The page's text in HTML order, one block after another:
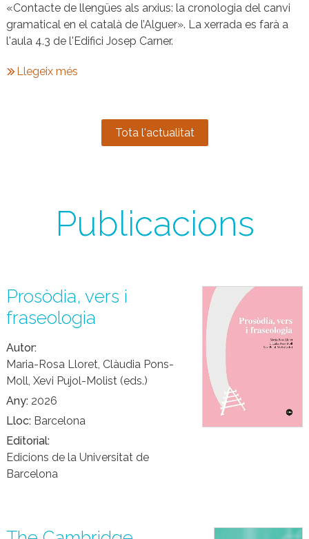
«Contacte de llengües als arxius: la cronologia del canvi
gramatical en el català de l’Alguer». La xerrada es farà a
l'aula 4.3 de l'Edifici Josep Carner.
Llegeix més
Tota l'actualitat
Publicacions
Prosòdia, vers i
fraseologia
Autor
Maria-Rosa Lloret, Clàudia Pons-
Moll, Xevi Pujol-Molist (eds.)
Any 2026
Lloc Barcelona
Editorial
Edicions de la Universitat de
Barcelona